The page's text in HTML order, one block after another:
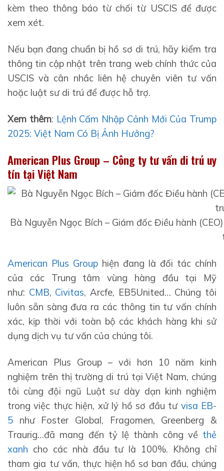
kèm theo thông báo từ chối từ USCIS để được
xem xét.
Nếu bạn đang chuẩn bị hồ sơ di trú, hãy kiểm tra
thông tin cập nhật trên trang web chính thức của
USCIS và cân nhắc liên hệ chuyên viên tư vấn
hoặc luật sư di trú để được hỗ trợ.
Xem thêm: Lệnh Cấm Nhập Cảnh Mới Của Trump
2025: Việt Nam Có Bị Ảnh Hưởng?
American Plus Group – Công ty tư vấn di trú uy
tín tại Việt Nam
Bà Nguyễn Ngọc Bích – Giám đốc Điều hành
American Plus Group hiện đang là đối tác chính
của các Trung tâm vùng hàng đầu tại Mỹ
như: CMB, Civitas, Arcfe, EB5United… Chúng tôi
luôn sẵn sàng đưa ra các thông tin tư vấn chính
xác, kịp thời với toàn bộ các khách hàng khi sử
dụng dịch vụ tư vấn của chúng tôi.
American Plus Group – với hơn 10 năm kinh
nghiệm trên thị trường di trú tại Việt Nam, chúng
tôi cùng đội ngũ Luật sư dày dạn kinh nghiệm
trong việc thực hiện, xử lý hồ sơ đầu tư visa EB-
5 như Foster Global, Fragomen, Greenberg &
Traurig…đã mang đến tỷ lệ thành công về thẻ
xanh cho các nhà đầu tư là 100%. Không chỉ
tham gia tư vấn, thực hiện hồ sơ ban đầu, chúng